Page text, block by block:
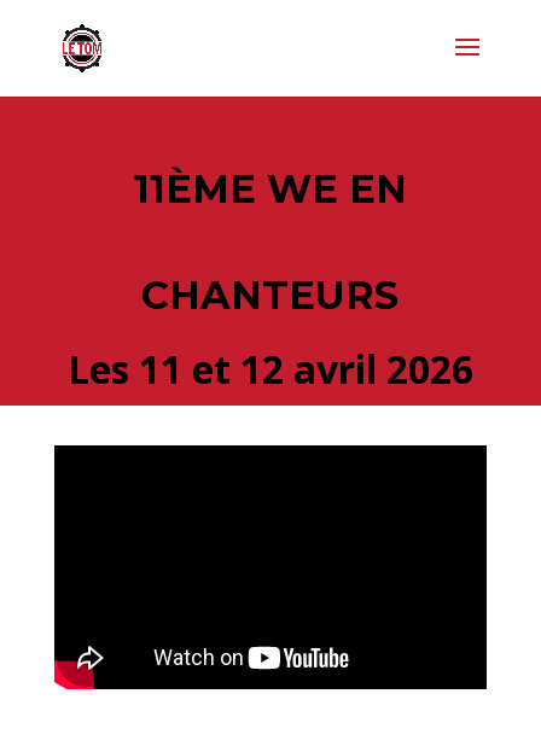
11ÈME WE EN
CHANTEURS
Les 11 et 12 avril 2026